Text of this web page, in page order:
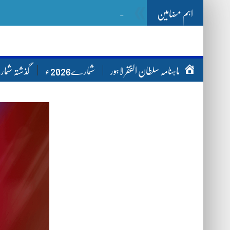
اہم مضامین Ghazwa Badar غزو
ماہنامہ سلطان الفقر لاہور شمارے2026ء گذشتہ